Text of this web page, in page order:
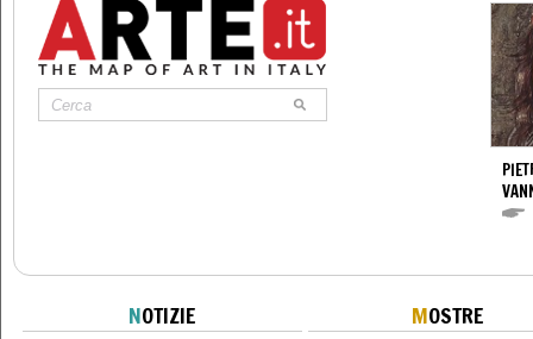
NOTIZIE MOSTRE